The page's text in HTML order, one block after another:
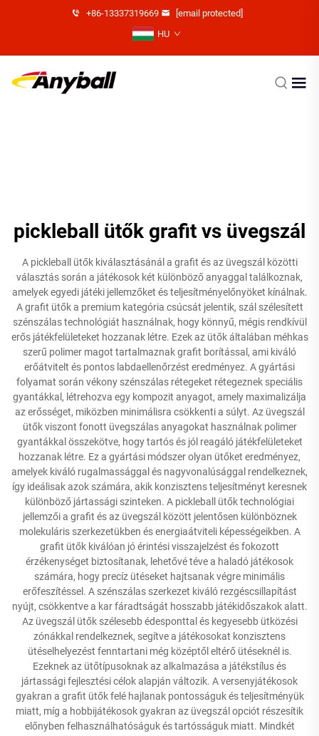
+86-13337319669
[email protected]
HU
pickleball ütők grafit vs üvegszál
A pickleball ütők kiválasztásánál a grafit és az üvegszál közötti
választás során a játékosok két különböző anyaggal találkoznak,
amelyek egyedi játéki jellemzőket és teljesítményelőnyöket kínálnak.
A grafit ütők a premium kategória csúcsát jelentik, szál szélesített
szénszálas technológiát használnak, hogy könnyű, mégis rendkívül
erős játékfelületeket hozzanak létre. Ezek az ütők általában méhkas
szerű polimer magot tartalmaznak grafit borítással, ami kiváló
erőátvitelt és pontos labdaellenőrzést eredményez. A gyártási
folyamat során vékony szénszálas rétegeket rétegeznek speciális
gyantákkal, létrehozva egy kompozit anyagot, amely maximalizálja
az erősséget, miközben minimálisra csökkenti a súlyt. Az üvegszál
ütők viszont fonott üvegszálas anyagokat használnak polimer
gyantákkal összekötve, hogy tartós és jól reagáló játékfelületeket
hozzanak létre. Ez a gyártási módszer olyan ütőket eredményez,
amelyek kiváló rugalmassággal és nagyvonalúsággal rendelkeznek,
így ideálisak azok számára, akik konzisztens teljesítményt keresnek
különböző jártassági szinteken. A pickleball ütők technológiai
jellemzői a grafit és az üvegszál között jelentősen különböznek
molekuláris szerkezetükben és energiaátviteli képességeikben. A
grafit ütők kiválóan jó érintési visszajelzést és fokozott
érzékenységet biztosítanak, lehetővé téve a haladó játékosok
számára, hogy precíz ütéseket hajtsanak végre minimális
erőfeszítéssel. A szénszálas szerkezet kiváló rezgéscsillapítást
nyújt, csökkentve a kar fáradtságát hosszabb játékidőszakok alatt.
Az üvegszál ütők szélesebb édesponttal és kegyesebb ütközési
zónákkal rendelkeznek, segítve a játékosokat konzisztens
ütéselhelyezést fenntartani még középtől eltérő ütéseknél is.
Ezeknek az ütőtípusoknak az alkalmazása a játékstílus és
jártassági fejlesztési célok alapján változik. A versenyjátékosok
gyakran a grafit ütők felé hajlanak pontosságuk és teljesítményük
miatt, míg a hobbijátékosok gyakran az üvegszál opciót részesítik
előnyben felhasználhatóságuk és tartósságuk miatt. Mindkét